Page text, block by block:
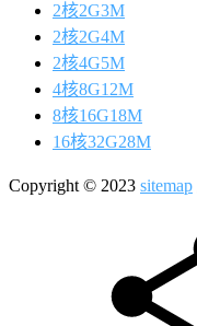
2核2G3M
2核2G4M
2核4G5M
4核8G12M
8核16G18M
16核32G28M
Copyright © 2023 sitemap